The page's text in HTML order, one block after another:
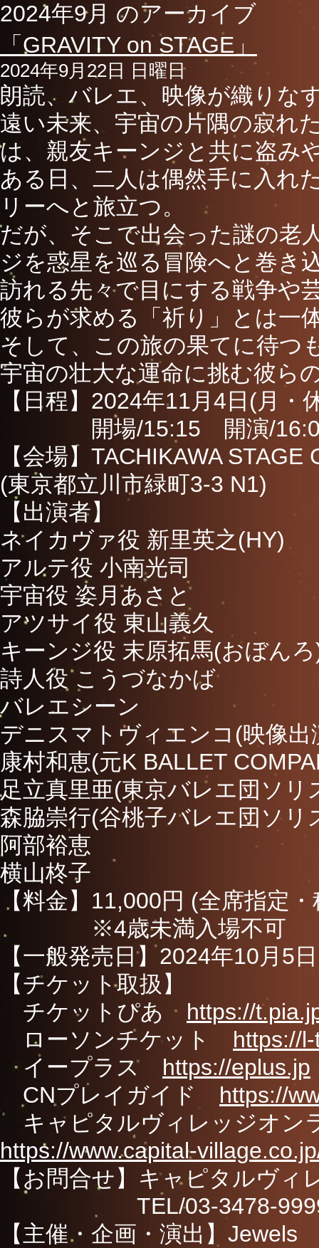
2024年9月 のアーカイブ
「GRAVITY on STAGE」
2024年9月22日 日曜日
朗読、バレエ、映像が織りな
遠い未来、宇宙の片隅の寂れ
は、親友キーンジと共に盗み
ある日、二人は偶然手に入れ
リーへと旅立つ。
だが、そこで出会った謎の老
ジを惑星を巡る冒険へと巻き
訪れる先々で目にする戦争
彼らが求める「祈り」とは一
そして、この旅の果てに待つ
宇宙の壮大な運命に挑む彼ら
【日程】2024年11月4日(月・
開場/15:15 開演/
【会場】TACHIKAWA STAGE
(東京都立川市緑町3-3 N1)
【出演者】
ネイカヴァ役 新里英之(HY)
アルテ役 小南光司
宇宙役 姿月あさと
アツサイ役 東山義久
キーンジ役 末原拓馬(おぼん
詩人役 こうづなかば
バレエシーン
デニスマトヴィエンコ(映像出
康村和恵(元K BALLET
足立真里亜(東京バレエ団ソリ
森脇崇行(谷桃子バレエ団ソリ
阿部裕恵
横山柊子
【料金】11,000円 (全席指定
※4歳未満入場不可
【一般発売日】2024年10月5
【チケット取扱】
チケットぴあ https://
ローソンチケット https://
イープラス https://eplus.jp
CNプレイガイド https://
キャピタルヴィレッジオン
https://www.capital-
【お問合せ】キャピタルヴィ
TEL/03-3478-9999 (
【主催・企画・演出】Jewels